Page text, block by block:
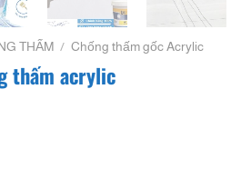
THẤM / Chống thấm gốc Acrylic
thấm acrylic